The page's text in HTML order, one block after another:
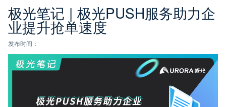
极光笔记 | 极光PUSH服务助力企
业提升抢单速度
发布时间：